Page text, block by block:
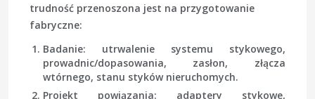
trudność przenoszona jest na przygotowanie
fabryczne:
Badanie: utrwalenie systemu stykowego,
prowadnic/dopasowania, zasłon, złącza
wtórnego, stanu styków nieruchomych.
Projekt powiązania: adaptery stykowe,